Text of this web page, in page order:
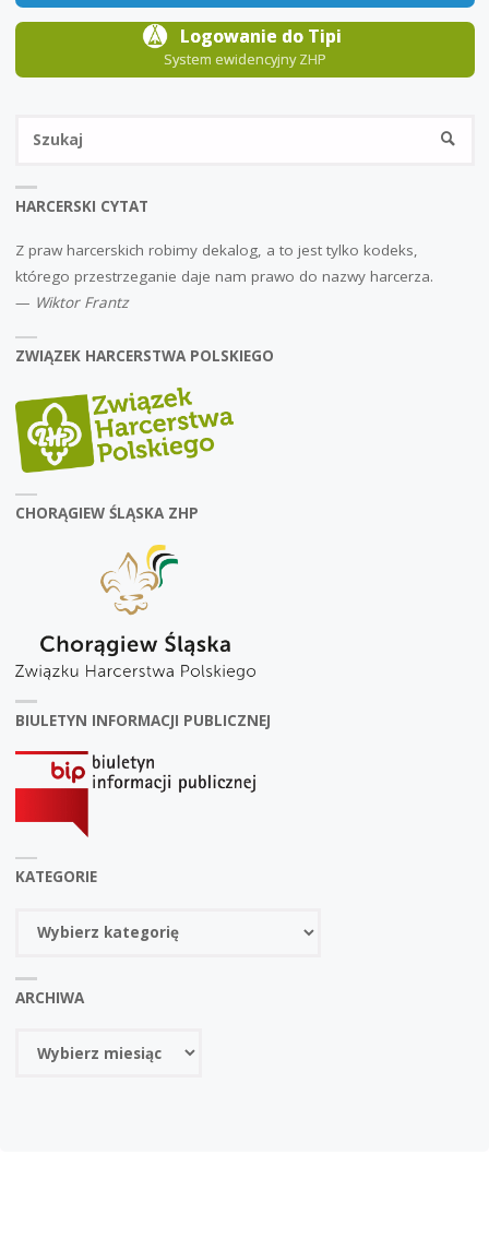
Logowanie do Tipi
System ewidencyjny ZHP
HARCERSKI CYTAT
Z praw harcerskich robimy dekalog, a to jest tylko kodeks,
którego przestrzeganie daje nam prawo do nazwy harcerza.
— Wiktor Frantz
ZWIĄZEK HARCERSTWA POLSKIEGO
CHORĄGIEW ŚLĄSKA ZHP
BIULETYN INFORMACJI PUBLICZNEJ
KATEGORIE
ARCHIWA